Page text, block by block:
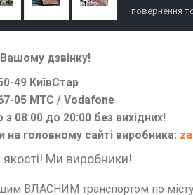
повернення
дзвінку!
49 КиївСтар
05 МТС / Vodafone
08:00 до 20:00 без вихідних!
на головному сайті виробника:
якості! Ми виробники!
ВЛАСНИМ транспортом по